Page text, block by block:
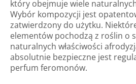
który obejmuje wiele
Wybór kompozycji jest
zatwierdzony do użytku.
elementów pochodzą z roślin o
naturalnych właściwości
absolutnie bezpieczne jest
perfum feromonów.